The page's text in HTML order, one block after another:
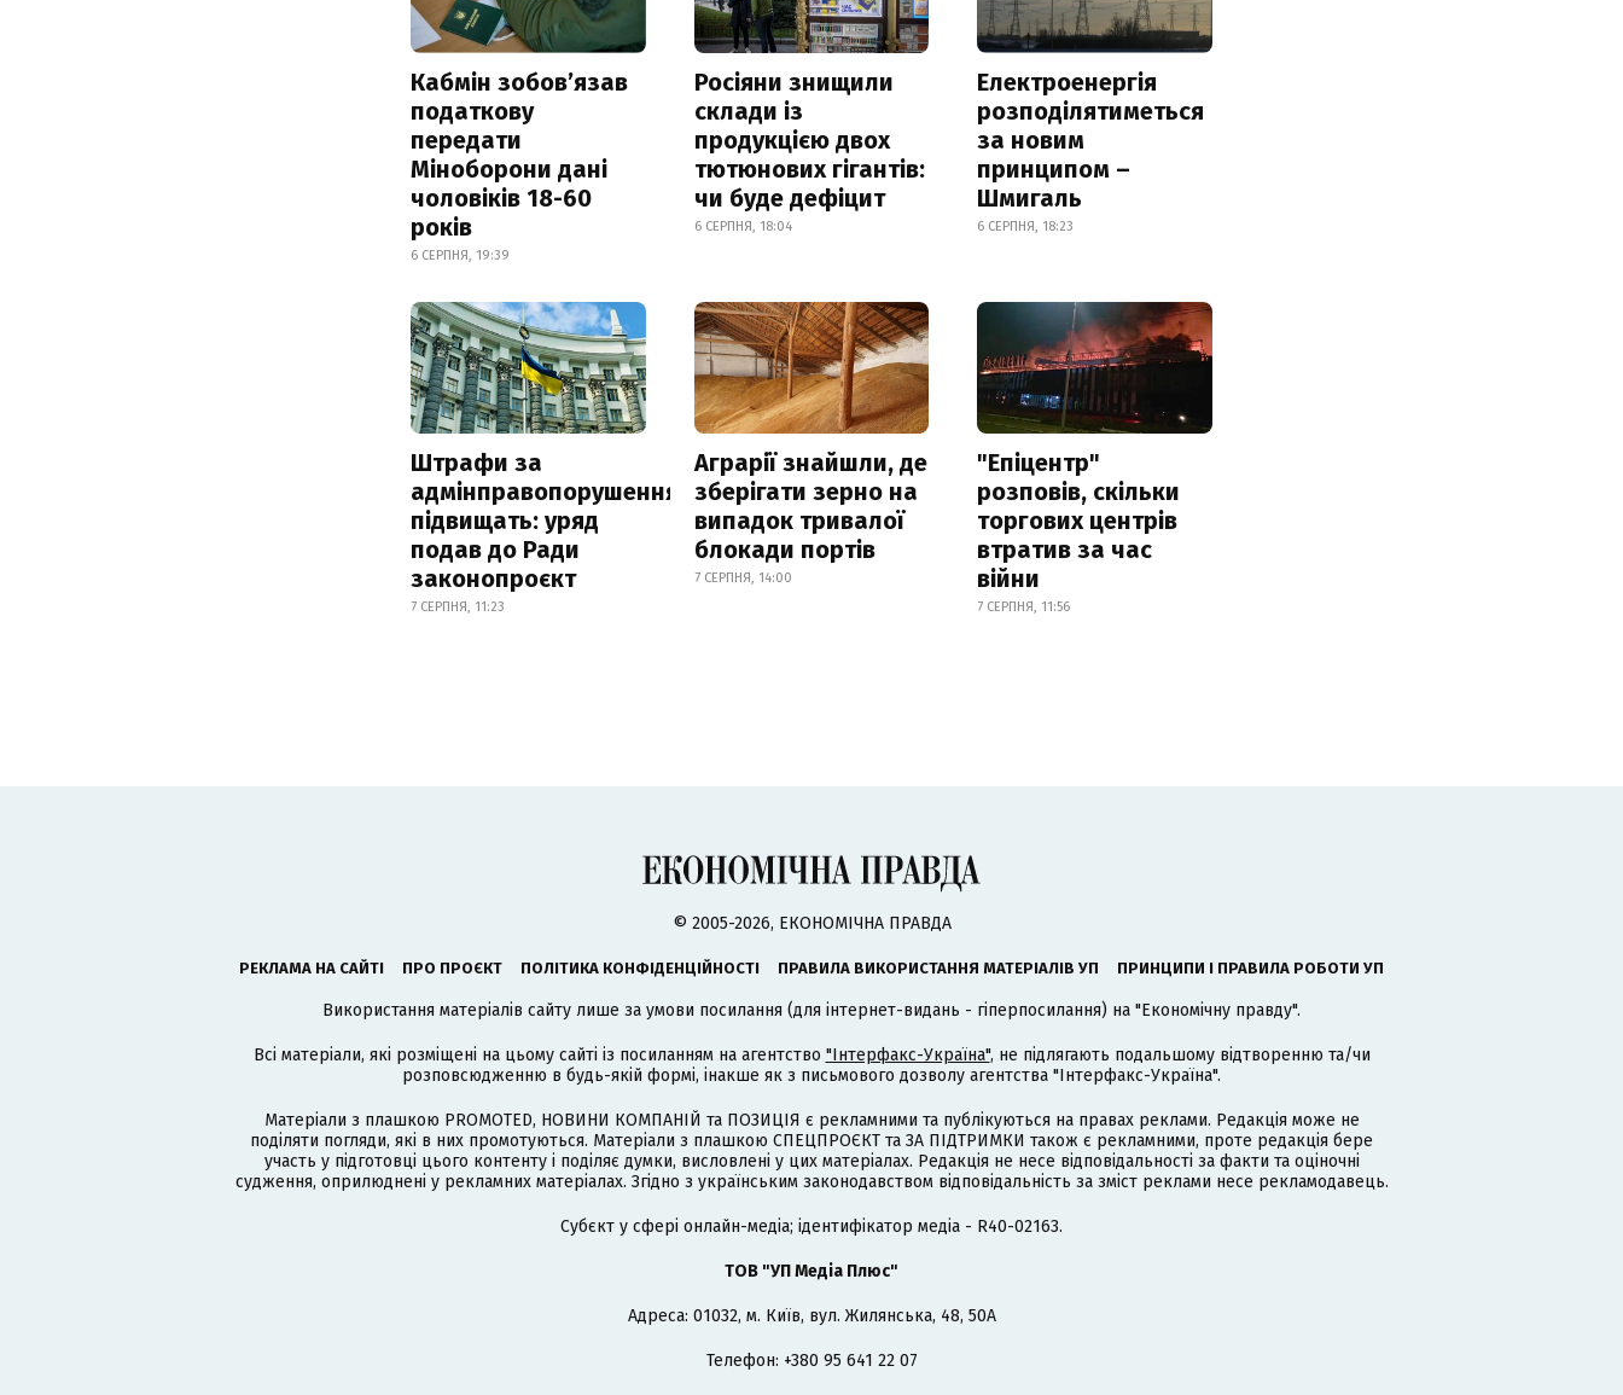
Кабмін зобовʼязав
податкову
передати
Міноборони дані
чоловіків 18-60
років
6 СЕРПНЯ, 19:39
Росіяни знищили
склади із
продукцією двох
тютюнових гігантів:
чи буде дефіцит
6 СЕРПНЯ, 18:04
Електроенергія
розподілятиметься
за новим
принципом –
Шмигаль
6 СЕРПНЯ, 18:23
Штрафи за
адмінправопорушення
підвищать: уряд
подав до Ради
законопроєкт
7 СЕРПНЯ, 11:23
Аграрії знайшли, де
зберігати зерно на
випадок тривалої
блокади портів
7 СЕРПНЯ, 14:00
"Епіцентр"
розповів, скільки
торгових центрів
втратив за час
війни
7 СЕРПНЯ, 11:56
© 2005-2026, ЕКОНОМІЧНА ПРАВДА
РЕКЛАМА НА САЙТІ ПРО ПРОЄКТ ПОЛІТИКА КОНФІДЕНЦІЙНОСТІ ПРАВИЛА ВИКОРИСТАННЯ МАТЕРІАЛІВ УП ПРИНЦИПИ І ПРАВИЛА РОБОТИ УП
Використання матеріалів сайту лише за умови посилання (для інтернет-видань - гіперпосилання) на "Економічну правду".
Всі матеріали, які розміщені на цьому сайті із посиланням на агентство "Інтерфакс-Україна", не підлягають подальшому відтворенню та/чи
розповсюдженню в будь-якій формі, інакше як з письмового дозволу агентства "Інтерфакс-Україна".
Матеріали з плашкою PROMOTED, НОВИНИ КОМПАНІЙ та ПОЗИЦІЯ є рекламними та публікуються на правах реклами. Редакція може не
поділяти погляди, які в них промотуються. Матеріали з плашкою СПЕЦПРОЄКТ та ЗА ПІДТРИМКИ також є рекламними, проте редакція бере
участь у підготовці цього контенту і поділяє думки, висловлені у цих матеріалах. Редакція не несе відповідальності за факти та оціночні
судження, оприлюднені у рекламних матеріалах. Згідно з українським законодавством відповідальність за зміст реклами несе рекламодавець.
Cубєкт у сфері онлайн-медіа; ідентифікатор медіа - R40-02163.
ТОВ "УП Медіа Плюс"
Адреса: 01032, м. Київ, вул. Жилянська, 48, 50А
Телефон: +380 95 641 22 07